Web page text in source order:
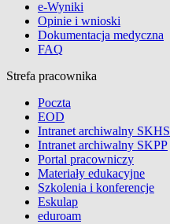
e-Wyniki
Opinie i wnioski
Dokumentacja medyczna
FAQ
Strefa pracownika
Poczta
EOD
Intranet archiwalny SKHS
Intranet archiwalny SKPP
Portal pracowniczy
Materiały edukacyjne
Szkolenia i konferencje
Eskulap
eduroam